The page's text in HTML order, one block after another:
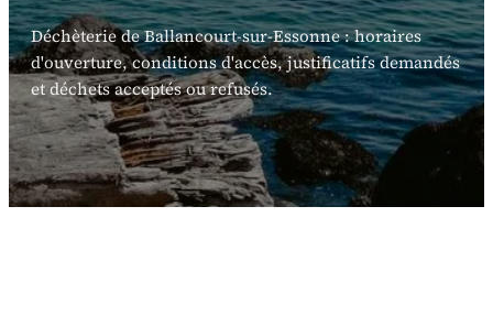
Déchèterie de Ballancourt-sur-Essonne : horaires
d'ouverture, conditions d'accès, justificatifs demandés
et déchets acceptés ou refusés.